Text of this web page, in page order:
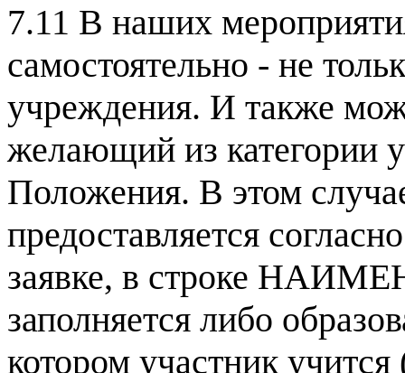
7.11 В наших
самостоятельно - не
учреждения. И также
желающий из категории
Положения. В этом
предоставляется
заявке, в строке
заполняется либо
котором участник